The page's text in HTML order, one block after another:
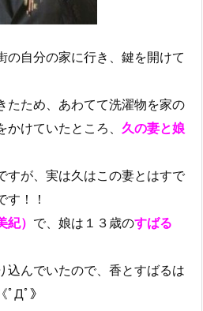
の自分の家に行き、鍵を開けて
たため、あわてて洗濯物を家の
けていたところ、 久の妻と娘
すが、実は久はこの妻とはすで
す！！
） で、娘は１３歳のすばる
込んでいたので、香とすばるは
ﾟДﾟ》